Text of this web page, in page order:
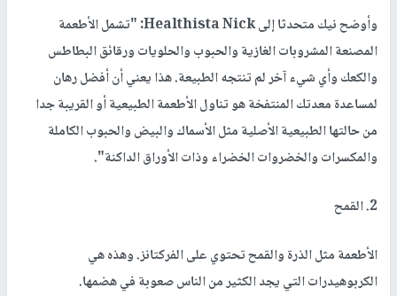
وأوضح نيك متحدثا إلى Healthista Nick: "تشمل الأطعمة
المصنعة المشروبات الغازية والحبوب والحلويات ورقائق البطاطس
والكعك وأي شيء آخر لم تنتجه الطبيعة. هذا يعني أن أفضل رهان
لمساعدة معدتك المنتفخة هو تناول الأطعمة الطبيعية أو القريبة جدا
من حالتها الطبيعية الأصلية مثل الأسماك والبيض والحبوب الكاملة
والمكسرات والخضروات الخضراء وذات الأوراق الداكنة".
2. القمح
الأطعمة مثل الذرة والقمح تحتوي على الفركتانز. وهذه هي
الكربوهيدرات التي يجد الكثير من الناس صعوبة في هضمها.